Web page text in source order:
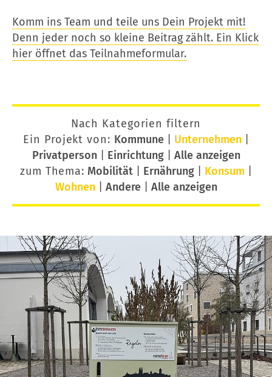
Komm ins Team und teile uns Dein Projekt mit!
Denn jeder noch so kleine Beitrag zählt. Ein Klick
hier öffnet das Teilnahmeformular.
Nach Kategorien filtern
Ein Projekt von: Kommune| Unternehmen|
Privatperson| Einrichtung| Alle anzeigen
zum Thema: Mobilität Ernährung Konsum
Wohnen| Andere| Alle anzeigen